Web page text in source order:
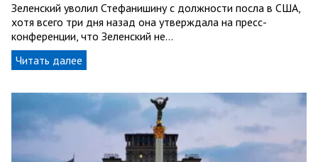
Зеленский уволил Стефанишину с должности посла в США,
хотя всего три дня назад она утверждала на пресс-
конференции, что Зеленский не…
Читать далее